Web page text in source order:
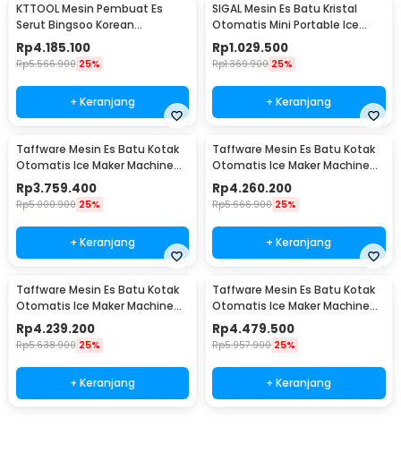
KTTOOL Mesin Pembuat Es
Serut Bingsoo Korean
Snowflake Ice Shaving - ZB-
XBJ60
Rp4.185.100
Rp5.566.900 25%
+ Keranjang
SIGAL Mesin Es Batu Kristal
Otomatis Mini Portable Ice
Maker 12kg 100W - YH-16
Rp1.029.500
Rp1.369.900 25%
+ Keranjang
Taffware Mesin Es Batu Kotak
Otomatis Ice Maker Machine
50kg 200W - HZB-55FAB
Rp3.759.400
Rp5.000.900 25%
+ Keranjang
Taffware Mesin Es Batu Kotak
Otomatis Ice Maker Machine
70kg 220W - HZB-60FAB
Rp4.260.200
Rp5.666.900 25%
+ Keranjang
Taffware Mesin Es Batu Kotak
Otomatis Ice Maker Machine
80kg 200W - HZB-70FAB
Rp4.239.200
Rp5.638.900 25%
+ Keranjang
Taffware Mesin Es Batu Kotak
Otomatis Ice Maker Machine
90kg 260W - HZB-80FAB
Rp4.479.500
Rp5.957.900 25%
+ Keranjang